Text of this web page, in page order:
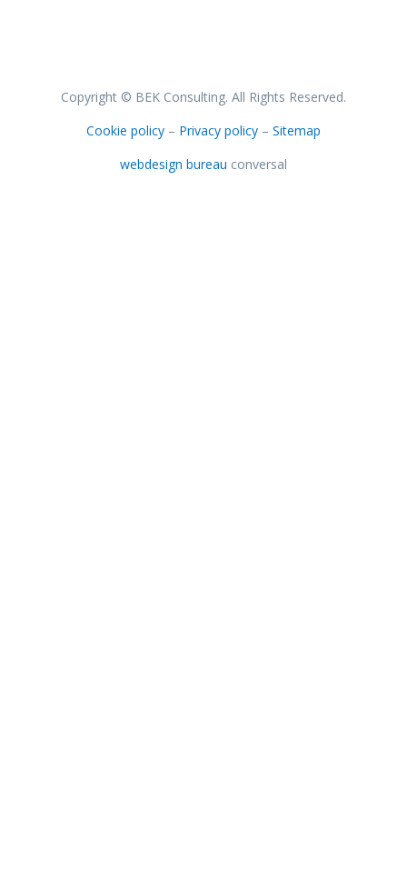
Copyright © BEK Consulting. All Rights Reserved.
Cookie policy – Privacy policy – Sitemap
webdesign bureau conversal